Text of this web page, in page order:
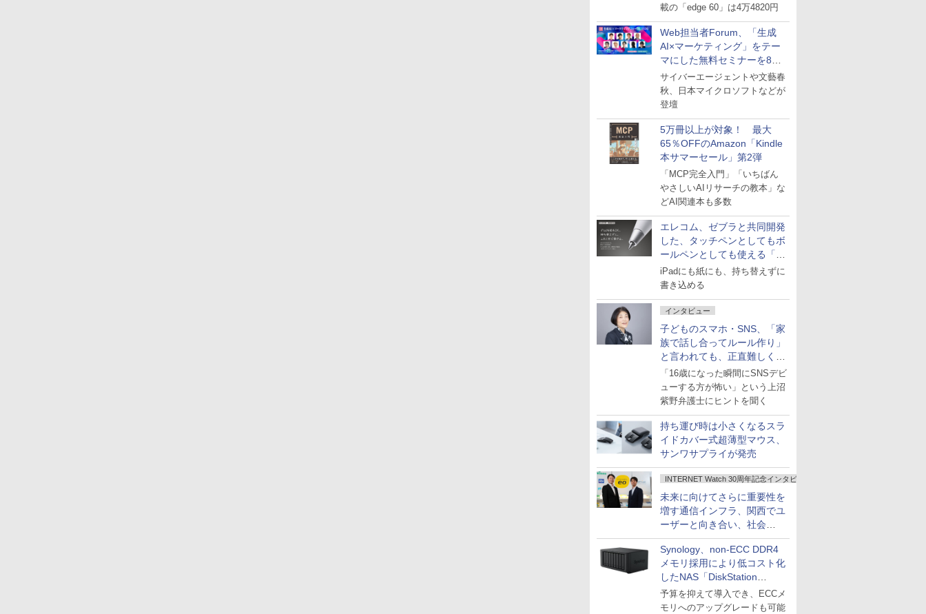
載の「edge 60」は4万4820円
Web担当者Forum、「生成
AI×マーケティング」をテー
マにした無料セミナーを8月
27日にオンライン開催
サイバーエージェントや文藝春
秋、日本マイクロソフトなどが
登壇
5万冊以上が対象！ 最大
65％OFFのAmazon「Kindle
本サマーセール」第2弾
「MCP完全入門」「いちばん
やさしいAIリサーチの教本」な
どAI関連本も多数
エレコム、ゼブラと共同開発
した、タッチペンとしてもボ
ールペンとしても使える「ス
タイラスツーウェイ」発売
iPadにも紙にも、持ち替えずに
書き込める
インタビュー
子どものスマホ・SNS、「家
族で話し合ってルール作り」
と言われても、正直難しくな
いですか？
「16歳になった瞬間にSNSデビ
ューする方が怖い」という上沼
紫野弁護士にヒントを聞く
持ち運び時は小さくなるスラ
イドカバー式超薄型マウス、
サンワサプライが発売
INTERNET Watch 30周年記念インタビュー
未来に向けてさらに重要性を
増す通信インフラ、関西でユ
ーザーと向き合い、社会
の“あたらしい”を起動し続け
る～オプテージ
Synology、non-ECC DDR4
メモリ採用により低コスト化
したNAS「DiskStation
neo+」シリーズ
予算を抑えて導入でき、ECCメ
モリへのアップグレードも可能